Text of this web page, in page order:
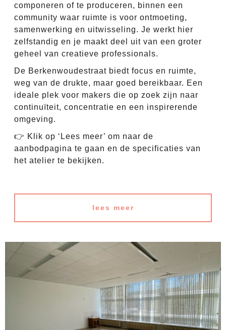
componeren of te produceren, binnen een
community waar ruimte is voor ontmoeting,
samenwerking en uitwisseling. Je werkt hier
zelfstandig en je maakt deel uit van een groter
geheel van creatieve professionals.
De Berkenwoudestraat biedt focus en ruimte,
weg van de drukte, maar goed bereikbaar. Een
ideale plek voor makers die op zoek zijn naar
continuïteit, concentratie en een inspirerende
omgeving.
👉 Klik op ‘Lees meer’ om naar de
aanbodpagina te gaan en de specificaties van
het atelier te bekijken.
lees meer